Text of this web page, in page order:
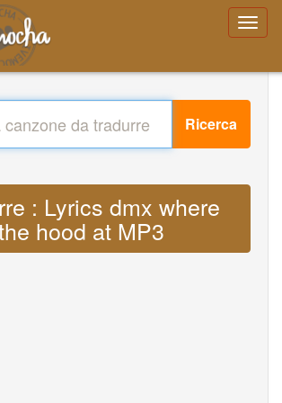
Ricerca
: Lyrics dmx where
hood at MP3